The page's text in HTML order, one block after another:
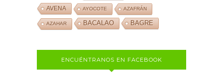
AVENA AYOCOTE AZAFRÁN
AZAHAR BACALAO BAGRE
ENCUÉNTRANOS EN FACEBOOK